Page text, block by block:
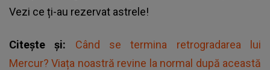
Vezi ce ți-au rezervat astrele!
Citește și: Când se termina retrogradarea lui
Mercur? Viața noastră revine la normal după această